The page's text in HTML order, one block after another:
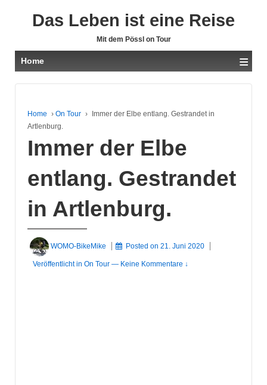
Das Leben ist eine Reise
Mit dem Pössl on Tour
Home ≡
Home › On Tour ›
Immer der Elbe entlang. Gestrandet in
Artlenburg.
Immer der Elbe
entlang. Gestrandet
in Artlenburg.
WOMO-BikeMike Posted on21. Juni 2020
Veröffentlicht in On Tour — Keine Kommentare ↓